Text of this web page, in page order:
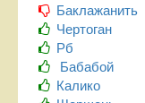
Баклажанить
Чертоган
Рб
Бабабой
Калико